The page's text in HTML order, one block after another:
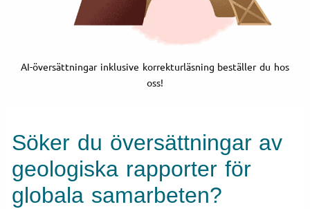
AI-översättningar inklusive korrekturläsning beställer du hos
oss!
Söker du översättningar av
geologiska rapporter för
globala samarbeten?